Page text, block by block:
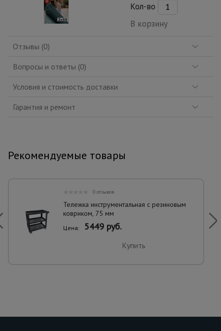
Кол-во
В корзину
Отзывы (0)
Вопросы и ответы (0)
Условия и стоимость доставки
Гарантия и ремонт
Рекомендуемые товары
0 отзывов
Тележка инструментальная с резиновым
ковриком, 75 мм
Цена: 5449 руб.
Купить